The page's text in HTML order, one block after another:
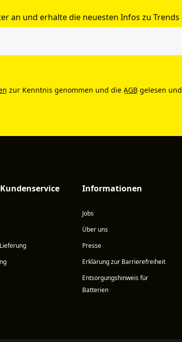
an und erhalte die neuesten Infos zu
zur Kenntnis genommen und die AGB gelesen
Informationen
Jobs
Über uns
Presse
Erklärung zur Barrierefreiheit
Entsorgungshinweis für
Batterien